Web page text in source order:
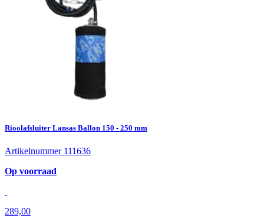
Rioolafsluiter Lansas Ballon 150 - 250 mm
Artikelnummer 111636
Op voorraad
289,00